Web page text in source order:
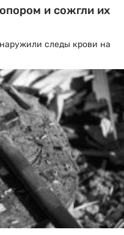
и сожгли их
следы крови на